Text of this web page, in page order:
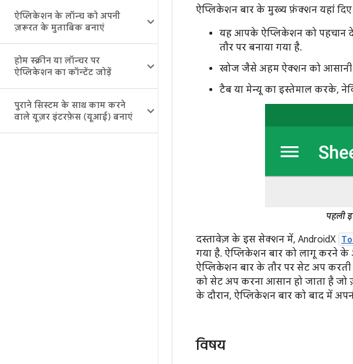
ऐप्लिकेशन के लॉन्च को अपनी
ज़रूरत के मुताबिक बनाएं
होम स्क्रीन या लॉन्चर पर
ऐप्लिकेशन का कॉन्टेंट जोड़ें
पुराने सिस्टम के साथ काम करने
वाले यूज़र इंटरफ़ेस (यूआई) बनाएं
ऐप्लिकेशन बार के मुख्य फ़ंक्शन यहां
यह आपके ऐप्लिकेशन को पहचान
तौर पर बनाया गया है.
खोज जैसे अहम ऐक्शन को आसानी
टैब या मेन्यू का इस्तेमाल करके,
पहली
दस्तावेज़ के इस सेक्शन में, AndroidX
गया है. ऐप्लिकेशन बार को लागू करने
ऐप्लिकेशन बार के तौर पर सेट अप करती
को सेट अप करना आसान हो जाता है जो
के दौरान, ऐप्लिकेशन बार को बाद में
विषय